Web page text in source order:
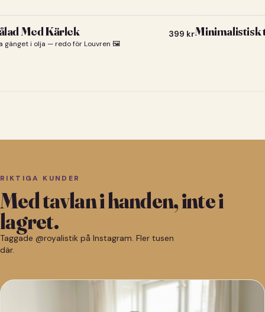
Med Kärlek
gänget i olja — redo för Louvren 🖼️
399 krMinimalistisk
RIKTIGA KUNDER
Med tavlan i handen, inte i
lagret.
Taggade @royalistik på Instagram. Fler tusen
där.